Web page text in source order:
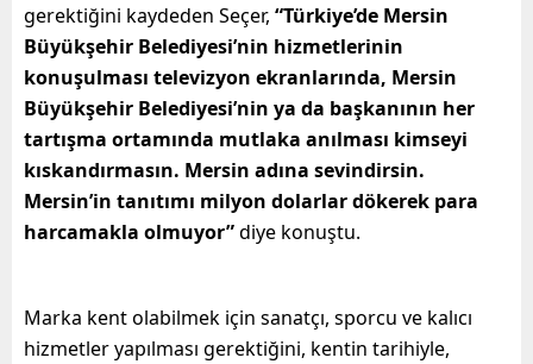
gerektiğini kaydeden Seçer, “Türkiye’de Mersin
Büyükşehir Belediyesi’nin hizmetlerinin
konuşulması televizyon ekranlarında, Mersin
Büyükşehir Belediyesi’nin ya da başkanının her
tartışma ortamında mutlaka anılması kimseyi
kıskandırmasın. Mersin adına sevindirsin.
Mersin’in tanıtımı milyon dolarlar dökerek para
harcamakla olmuyor”diye konuştu.
Marka kent olabilmek için sanatçı, sporcu ve kalıcı
hizmetler yapılması gerektiğini, kentin tarihiyle,